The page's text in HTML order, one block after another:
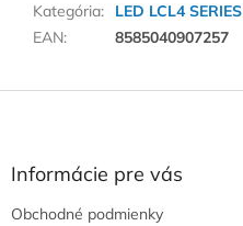
Kategória:
LED LCL4 SERIES
EAN: 8585040907257
Informácie pre vás
Obchodné podmienky